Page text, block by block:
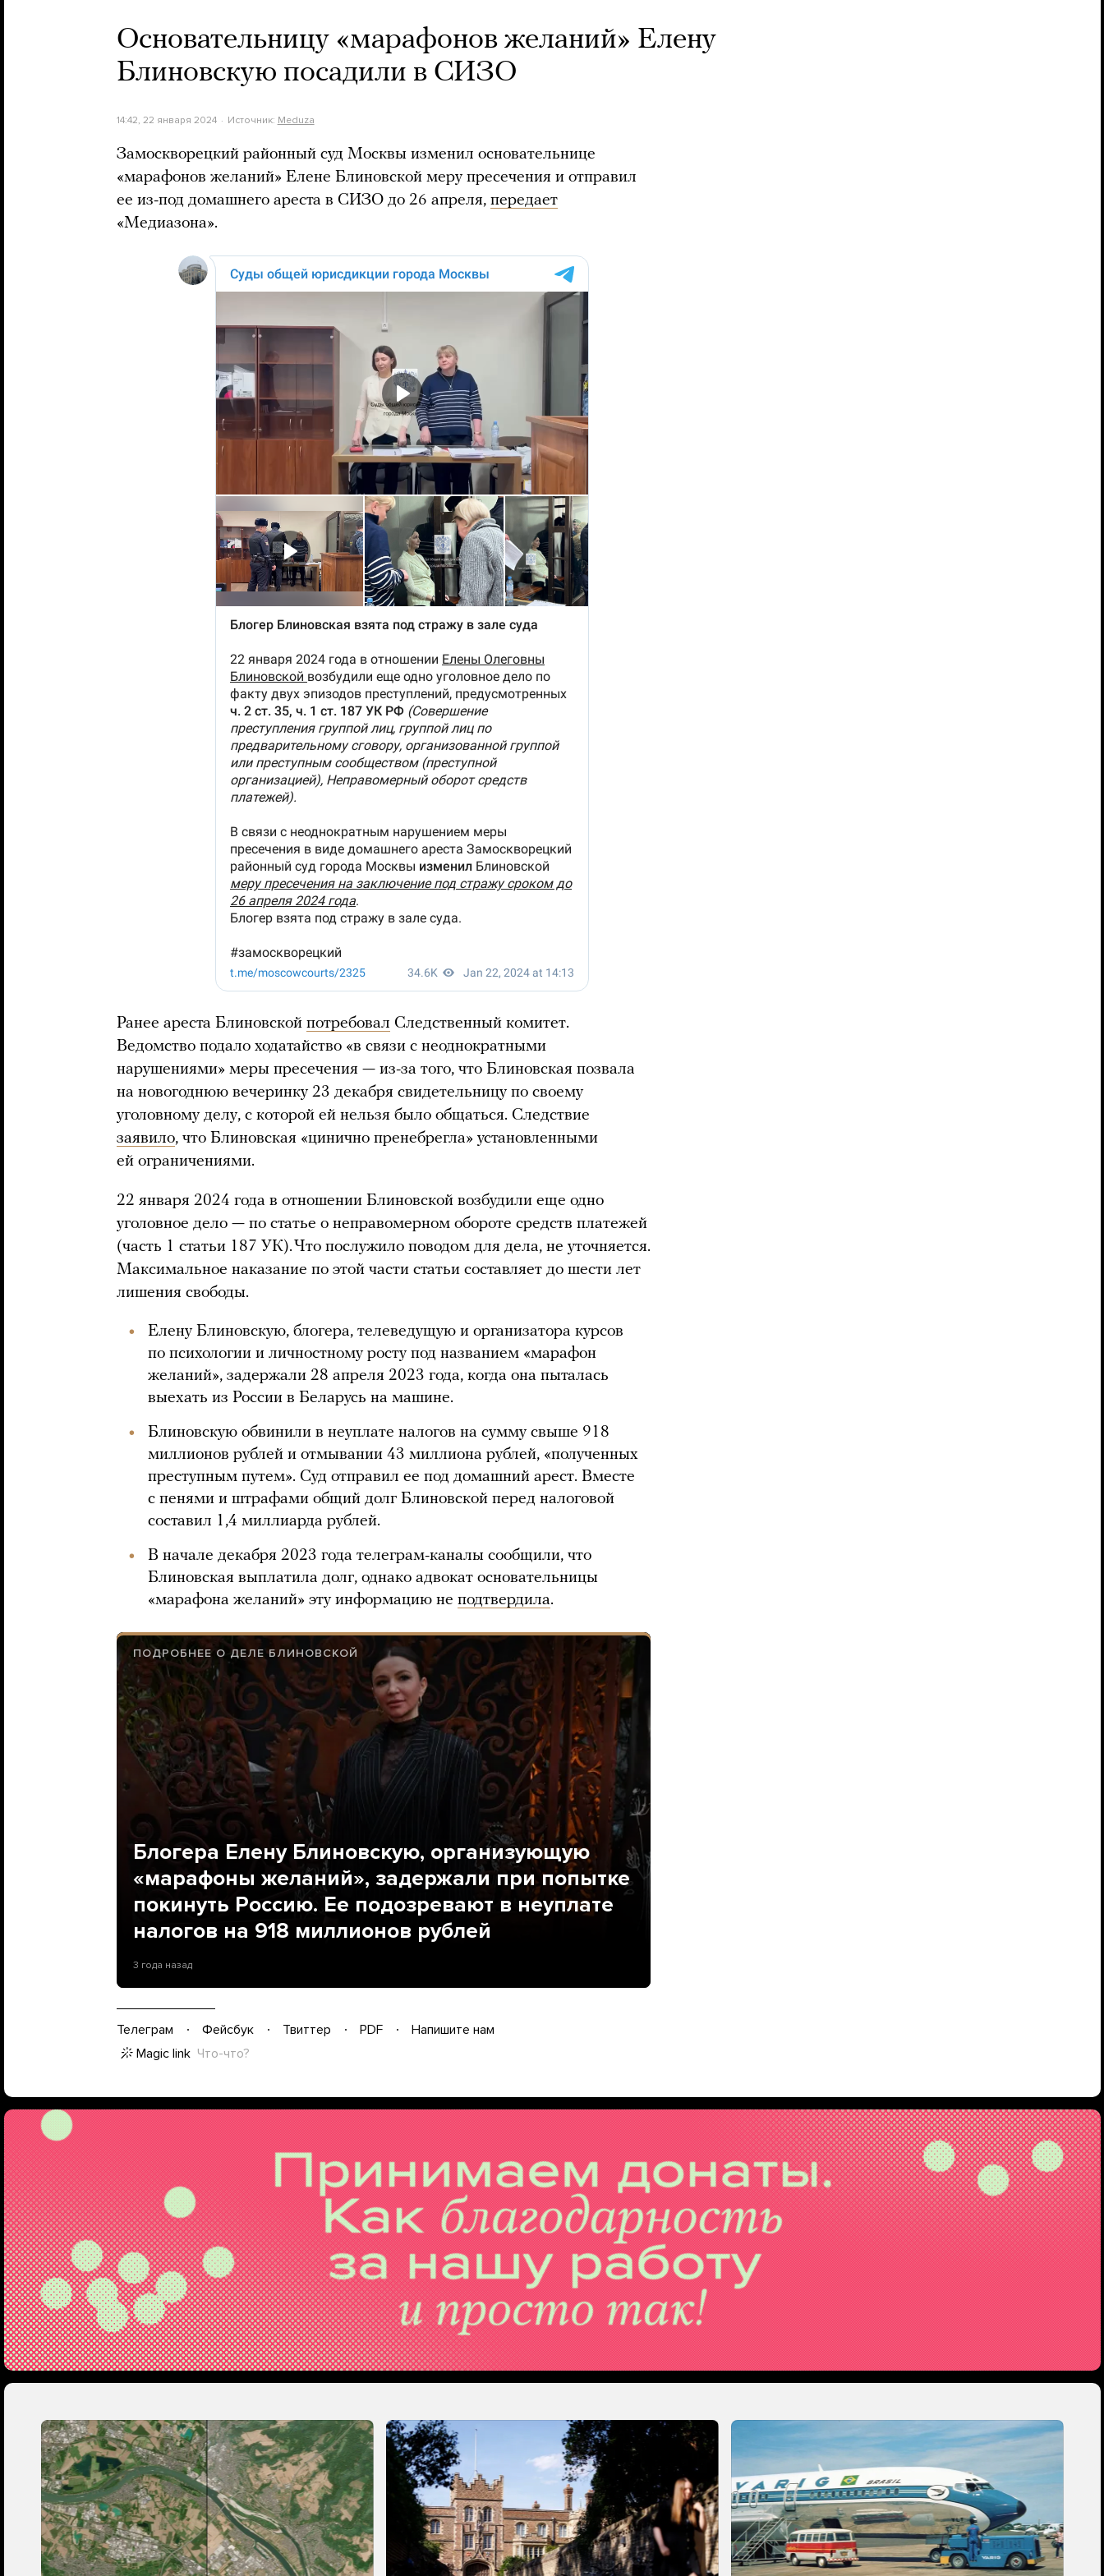
Основательницу «марафонов желаний» Елену
Блиновскую посадили в СИЗО
14:42, 22 января 2024 Источник: Meduza
Замоскворецкий районный суд Москвы изменил основательнице
«марафонов желаний» Елене Блиновской меру пресечения и отправил
ее из-под домашнего ареста в СИЗО до 26 апреля, передает
«Медиазона».
Ранее ареста Блиновской потребовал Следственный комитет.
Ведомство подало ходатайство «в связи с неоднократными
нарушениями» меры пресечения — из-за того, что Блиновская позвала
на новогоднюю вечеринку 23 декабря свидетельницу по своему
уголовному делу, с которой ей нельзя было общаться. Следствие
заявило, что Блиновская «цинично пренебрегла» установленными
ей ограничениями.
22 января 2024 года в отношении Блиновской возбудили еще одно
уголовное дело — по статье о неправомерном обороте средств платежей
(часть 1 статьи 187 УК). Что послужило поводом для дела, не уточняется.
Максимальное наказание по этой части статьи составляет до шести лет
лишения свободы.
Елену Блиновскую, блогера, телеведущую и организатора курсов
по психологии и личностному росту под названием «марафон
желаний», задержали 28 апреля 2023 года, когда она пыталась
выехать из России в Беларусь на машине.
Блиновскую обвинили в неуплате налогов на сумму свыше 918
миллионов рублей и отмывании 43 миллиона рублей, «полученных
преступным путем». Суд отправил ее под домашний арест. Вместе
с пенями и штрафами общий долг Блиновской перед налоговой
составил 1,4 миллиарда рублей.
В начале декабря 2023 года телеграм-каналы сообщили, что
Блиновская выплатила долг, однако адвокат основательницы
«марафона желаний» эту информацию не подтвердила.
ПОДРОБНЕЕ О ДЕЛЕ БЛИНОВСКОЙ
Блогера Елену Блиновскую, организующую
«марафоны желаний», задержали при попытке
покинуть Россию. Ее подозревают в неуплате
налогов на 918 миллионов рублей
3 года назад
Телеграм Фейсбук Твиттер PDF
Напишите нам
Magic link Что-что?